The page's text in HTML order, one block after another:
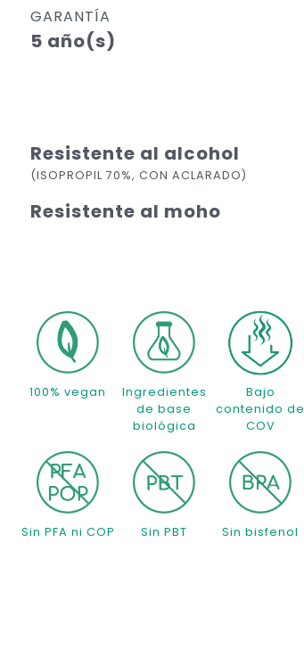
GARANTÍA
5 año(s)
Resistente al alcohol
(ISOPROPIL 70%, CON ACLARADO)
Resistente al moho
100% vegan
Ingredientes
de base
biológica
Bajo
contenido de
COV
Sin PFA ni COP Sin PBT Sin bisfenol